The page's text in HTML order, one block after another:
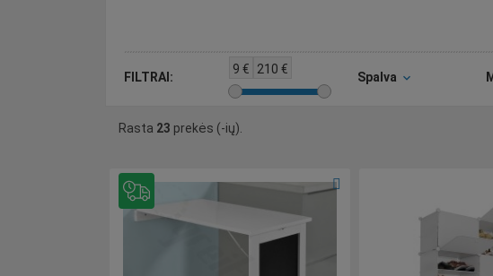
FILTRAI:
9 € 210 €
Spalva expand_more
Rasta 23 prekės (-ių).